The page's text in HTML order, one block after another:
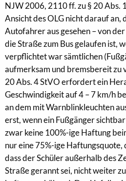
NJW 2006, 2110 ff. zu § 20 Abs.
Ansicht des OLG nicht darauf an,
Autofahrer aus gesehen – von
die Straße zum Bus gelaufen ist,
verpflichtet war sämtlichen
aufmerksam und bremsbereit zu
20 Abs. 4 StVO erfordert ein
Geschwindigkeit auf 4 – 7 km/h
an dem mit Warnblinkleuchten
erst, wenn ein Fußgänger sichtbar
zwar keine 100%-ige Haftung
nur eine 75%-ige Haftungsquote,
dass der Schüler außerhalb des
Straße gerannt sei, nicht weiter